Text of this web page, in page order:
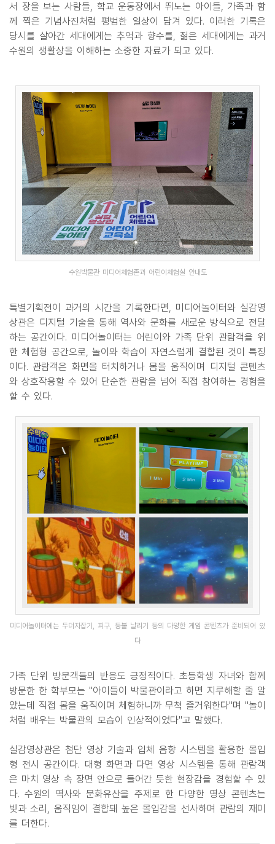
서 장을 보는 사람들, 학교 운동장에서 뛰노는 아이들, 가족과 함
께 찍은 기념사진처럼 평범한 일상이 담겨 있다. 이러한 기록은
당시를 살아간 세대에게는 추억과 향수를, 젊은 세대에게는 과거
수원의 생활상을 이해하는 소중한 자료가 되고 있다.
수원박물관 미디어체험존과 어린이체험실 안내도
특별기획전이 과거의 시간을 기록한다면, 미디어놀이터와 실감영
상관은 디지털 기술을 통해 역사와 문화를 새로운 방식으로 전달
하는 공간이다. 미디어놀이터는 어린이와 가족 단위 관람객을 위
한 체험형 공간으로, 놀이와 학습이 자연스럽게 결합된 것이 특징
이다. 관람객은 화면을 터치하거나 몸을 움직이며 디지털 콘텐츠
와 상호작용할 수 있어 단순한 관람을 넘어 직접 참여하는 경험을
할 수 있다.
미디어놀이터에는 두더지잡기, 피구, 등불 날리기 등의 다양한 게임 콘텐츠가 준비되어 있
다
가족 단위 방문객들의 반응도 긍정적이다. 초등학생 자녀와 함께
방문한 한 학부모는 "아이들이 박물관이라고 하면 지루해할 줄 알
았는데 직접 몸을 움직이며 체험하니까 무척 즐거워한다"며 "놀이
처럼 배우는 박물관의 모습이 인상적이었다"고 말했다.
실감영상관은 첨단 영상 기술과 입체 음향 시스템을 활용한 몰입
형 전시 공간이다. 대형 화면과 다면 영상 시스템을 통해 관람객
은 마치 영상 속 장면 안으로 들어간 듯한 현장감을 경험할 수 있
다. 수원의 역사와 문화유산을 주제로 한 다양한 영상 콘텐츠는
빛과 소리, 움직임이 결합돼 높은 몰입감을 선사하며 관람의 재미
를 더한다.